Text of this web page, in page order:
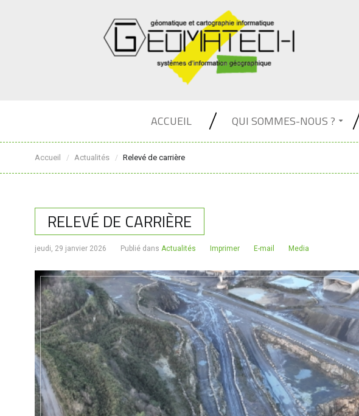
ACCUEIL QUI SOMMES-NOUS ?
Accueil / Actualités / Relevé de carrière
RELEVÉ DE CARRIÈRE
jeudi, 29 janvier 2026 Publié dans Actualités Imprimer E-mail Media